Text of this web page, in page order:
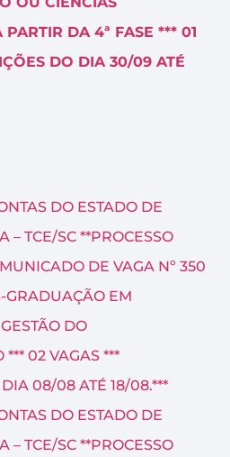
DA 4ª FASE *** 01
DO DIA 30/09 ATÉ
DO ESTADO DE
– TCE/SC **PROCESSO
DE VAGA Nº 350
GRADUAÇÃO EM
DO
*** 02 VAGAS ***
DIA 08/08 ATÉ 18/08.***
DO ESTADO DE
– TCE/SC **PROCESSO